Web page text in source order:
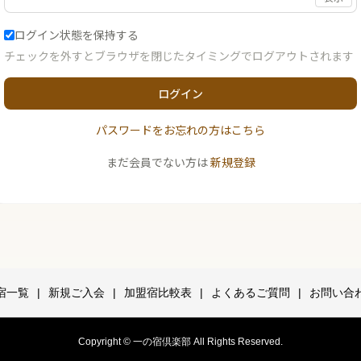
ログイン状態を保持する
チェックを外すとブラウザを閉じたタイミングでログアウトされます
ログイン
パスワードをお忘れの方はこちら
まだ会員でない方は新規登録
一覧 新規ご入会 加盟宿比較表 よくあるご質問 お問い合
Copyright © 一の宿倶楽部 All Rights Reserved.